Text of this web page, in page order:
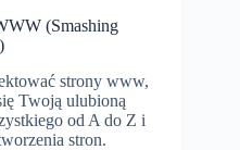
(Smashing
strony www,
Twoją ulubioną
od A do Z i
stron.